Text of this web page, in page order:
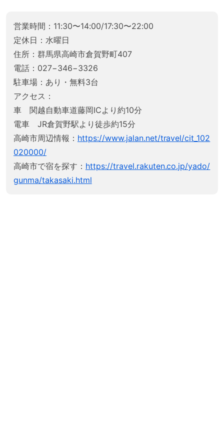
営業時間：11:30〜14:00/17:30〜22:00
定休日：水曜日
住所：群馬県高崎市倉賀野町407
電話：027−346−3326
駐車場：あり・無料3台
アクセス：
車 関越自動車道藤岡ICより約10分
電車 JR倉賀野駅より徒歩約15分
高崎市周辺情報： https://www.jalan.net/travel/cit_102
020000/
高崎市で宿を探す： https://travel.rakuten.co.jp/yado/
gunma/takasaki.html